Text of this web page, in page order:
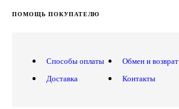
ПОМОЩЬ ПОКУПАТЕЛЮ
Способы оплаты
Доставка
Обмен и возврат
Контакты